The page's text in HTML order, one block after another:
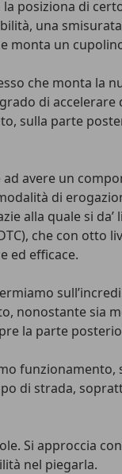
posiziona di
una
monta un
che monta la
di accelerare
sulla parte
avere un
di
alla quale si
che con otto
ed efficace.
nonostante sia
la parte
di strada,
Si approccia
nel piegarla.